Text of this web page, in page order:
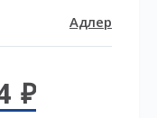
Адлер